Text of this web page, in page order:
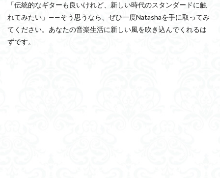
「伝統的なギターも良いけれど、新しい時代のスタンダードに触
れてみたい」——そう思うなら、ぜひ一度Natashaを手に取ってみ
てください。あなたの音楽生活に新しい風を吹き込んでくれるは
ずです。